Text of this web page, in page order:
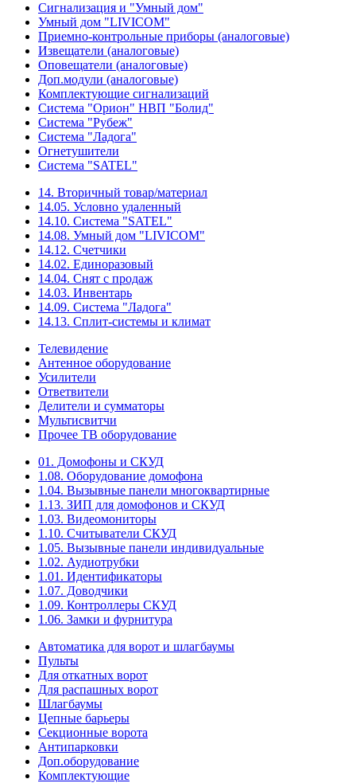
Сигнализация и "Умный дом"
Умный дом "LIVICOM"
Приемно-контрольные приборы (аналоговые)
Извещатели (аналоговые)
Оповещатели (аналоговые)
Доп.модули (аналоговые)
Комплектующие сигнализаций
Система "Орион" НВП "Болид"
Система "Рубеж"
Система "Ладога"
Огнетушители
Система "SATEL"
14. Вторичный товар/материал
14.05. Условно удаленный
14.10. Система "SATEL"
14.08. Умный дом "LIVICOM"
14.12. Счетчики
14.02. Единоразовый
14.04. Снят с продаж
14.03. Инвентарь
14.09. Система "Ладога"
14.13. Сплит-системы и климат
Телевидение
Антенное оборудование
Усилители
Ответвители
Делители и сумматоры
Мультисвитчи
Прочее ТВ оборудование
01. Домофоны и СКУД
1.08. Оборудование домофона
1.04. Вызывные панели многоквартирные
1.13. ЗИП для домофонов и СКУД
1.03. Видеомониторы
1.10. Считыватели СКУД
1.05. Вызывные панели индивидуальные
1.02. Аудиотрубки
1.01. Идентификаторы
1.07. Доводчики
1.09. Контроллеры СКУД
1.06. Замки и фурнитура
Автоматика для ворот и шлагбаумы
Пульты
Для откатных ворот
Для распашных ворот
Шлагбаумы
Цепные барьеры
Секционные ворота
Антипарковки
Доп.оборудование
Комплектующие